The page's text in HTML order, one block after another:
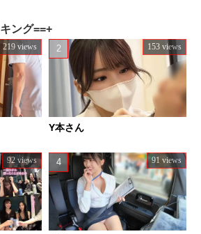
ング==+
219 views
Y本さん
153 views
92 views 91 views